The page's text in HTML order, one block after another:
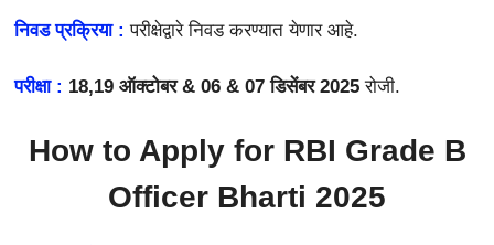
निवड प्रक्रिया : परीक्षेद्वारे निवड करण्यात येणार आहे.
परीक्षा : 18,19 ऑक्टोबर & 06 & 07 डिसेंबर 2025 रोजी.
How to Apply for RBI Grade B
Officer Bharti 2025